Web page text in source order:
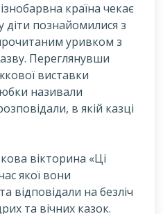
країна чекає
діти познайомилися з
уривком з
Переглянувши
виставки
називали
в якій казці
вікторина «Ці
якої вони
відповідали на безліч
та вічних казок.